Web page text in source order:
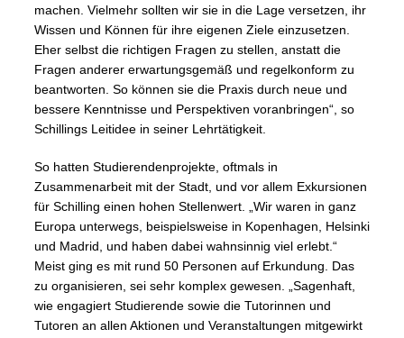
machen. Vielmehr sollten wir sie in die Lage versetzen, ihr
Wissen und Können für ihre eigenen Ziele einzusetzen.
Eher selbst die richtigen Fragen zu stellen, anstatt die
Fragen anderer erwartungsgemäß und regelkonform zu
beantworten. So können sie die Praxis durch neue und
bessere Kenntnisse und Perspektiven voranbringen“, so
Schillings Leitidee in seiner Lehrtätigkeit.
So hatten Studierendenprojekte, oftmals in
Zusammenarbeit mit der Stadt, und vor allem Exkursionen
für Schilling einen hohen Stellenwert. „Wir waren in ganz
Europa unterwegs, beispielsweise in Kopenhagen, Helsinki
und Madrid, und haben dabei wahnsinnig viel erlebt.“
Meist ging es mit rund 50 Personen auf Erkundung. Das
zu organisieren, sei sehr komplex gewesen. „Sagenhaft,
wie engagiert Studierende sowie die Tutorinnen und
Tutoren an allen Aktionen und Veranstaltungen mitgewirkt